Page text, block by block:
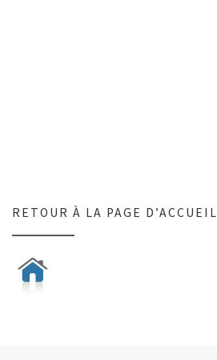
RETOUR À LA PAGE D’ACCUEIL